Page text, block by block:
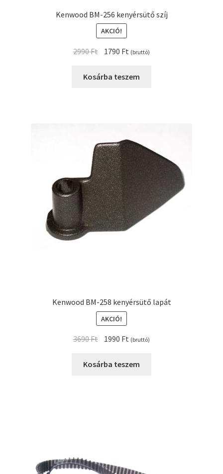
Kenwood BM-256 kenyérsütő szíj
AKCIÓ!
2990Ft Original
was:
1790 Ft Current
is:
(bruttó)
Kosárba teszem
Kenwood BM-258 kenyérsütő lapát
AKCIÓ!
3690Ft Original
was:
1990 Ft Current
is:
(bruttó)
Kosárba teszem